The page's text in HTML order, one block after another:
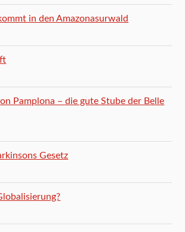
in den Amazonasurwald
Pamplona – die gute Stube der Belle
Gesetz